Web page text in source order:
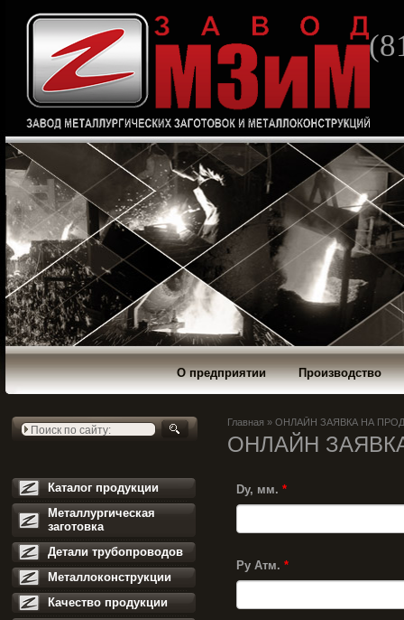
О предприятии Производство
Главная » ОНЛАЙН ЗАЯВКА НА
ОНЛАЙН
Dy, мм. *
Ру Атм. *
Каталог продукции
Металлургическая
заготовка
Детали трубопроводов
Металлоконструкции
Качество продукции